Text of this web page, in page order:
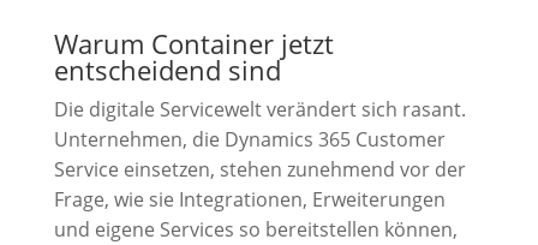
Warum Container jetzt
entscheidend sind
Die digitale Servicewelt verändert sich rasant.
Unternehmen, die Dynamics 365 Customer
Service einsetzen, stehen zunehmend vor der
Frage, wie sie Integrationen, Erweiterungen
und eigene Services so bereitstellen können,